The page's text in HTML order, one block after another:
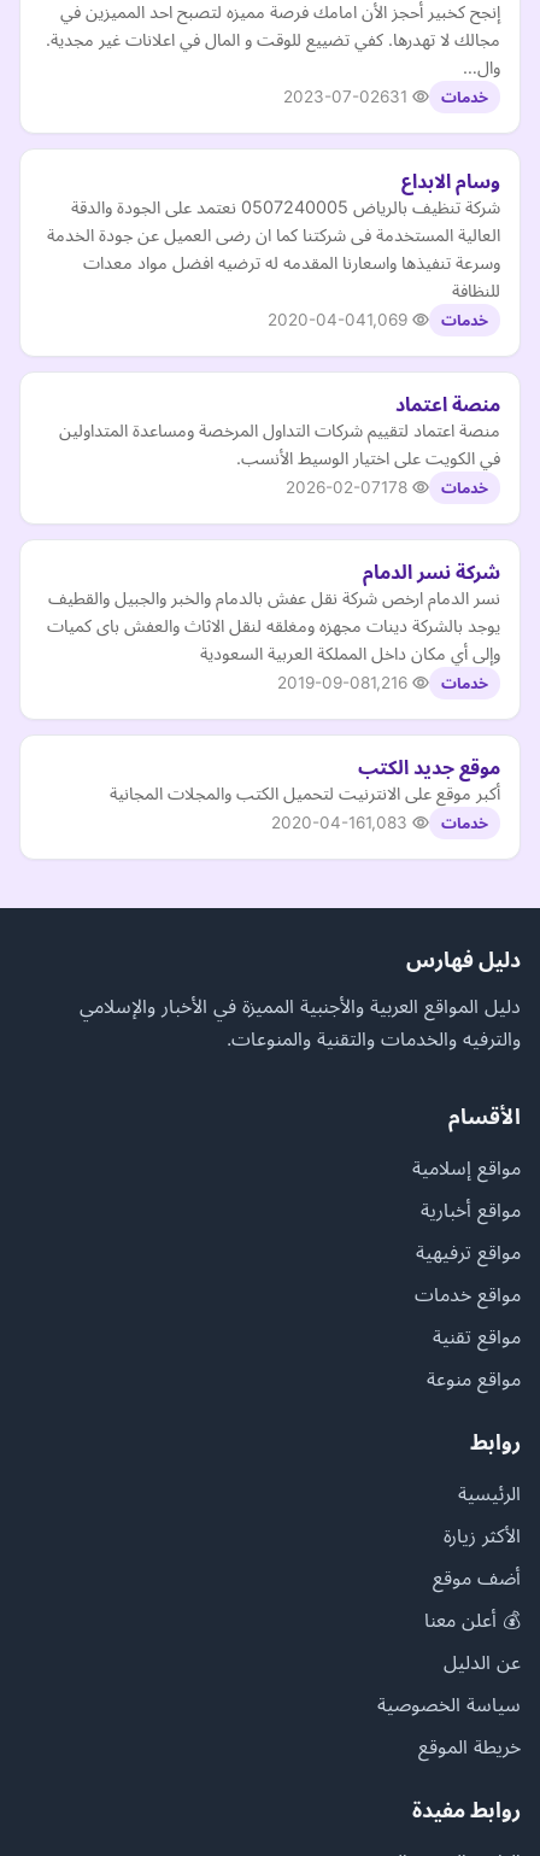
إنجح كخبير أحجز الأن امامك فرصة مميزه لتصبح احد المميزين في
مجالك لا تهدرها. كفي تضييع للوقت و المال في اعلانات غير مجدية.
وال…
خدمات 2023-07-02
وسام الابداع
شركة تنظيف بالرياض 0507240005 نعتمد على الجودة والدقة
العالية المستخدمة فى شركتنا كما ان رضى العميل عن جودة الخدمة
وسرعة تنفيذها واسعارنا المقدمه له ترضيه افضل مواد معدات
للنظافة
خدمات 2020-04-04
منصة اعتماد
منصة اعتماد لتقييم شركات التداول المرخصة ومساعدة المتداولين
في الكويت على اختيار الوسيط الأنسب.
خدمات 2026-02-07
شركة نسر الدمام
نسر الدمام ارخص شركة نقل عفش بالدمام والخبر والجبيل والقطيف
يوجد بالشركة دينات مجهزه ومغلقه لنقل الاثاث والعفش باى كميات
وإلى أي مكان داخل المملكة العربية السعودية
خدمات 2019-09-08
موقع جديد الكتب
أكبر موقع على الانترنيت لتحميل الكتب والمجلات المجانية
خدمات 2020-04-16
دليل فهارس
دليل المواقع العربية والأجنبية المميزة في الأخبار والإسلامي
والترفيه والخدمات والتقنية والمنوعات.
الأقسام
مواقع إسلامية
مواقع أخبارية
مواقع ترفيهية
مواقع خدمات
مواقع تقنية
مواقع منوعة
روابط
الرئيسية
الأكثر زيارة
أضف موقع
💰 أعلن معنا
عن الدليل
سياسة الخصوصية
خريطة الموقع
روابط مفيدة